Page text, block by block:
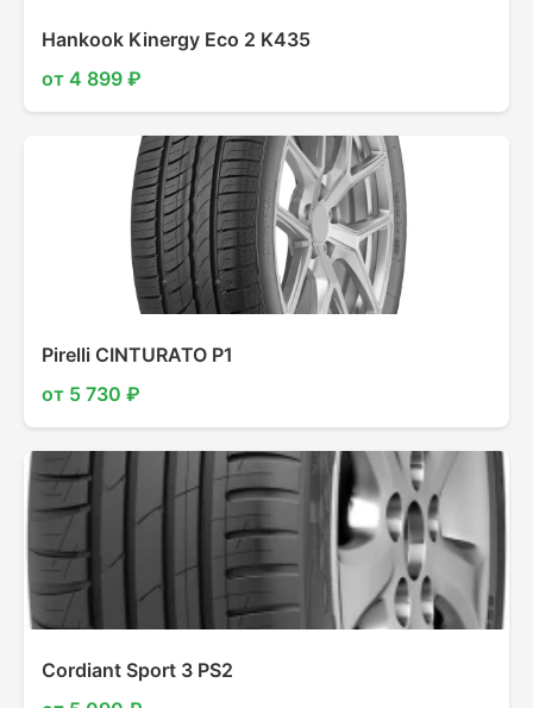
Hankook Kinergy Eco 2 K435
от 4 899 ₽
Pirelli CINTURATO P1
от 5 730 ₽
Cordiant Sport 3 PS2